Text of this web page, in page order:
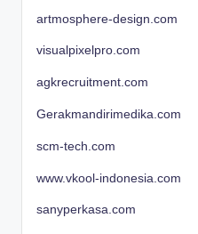
artmosphere-design.com
visualpixelpro.com
agkrecruitment.com
Gerakmandirimedika.com
scm-tech.com
www.vkool-indonesia.com
sanyperkasa.com